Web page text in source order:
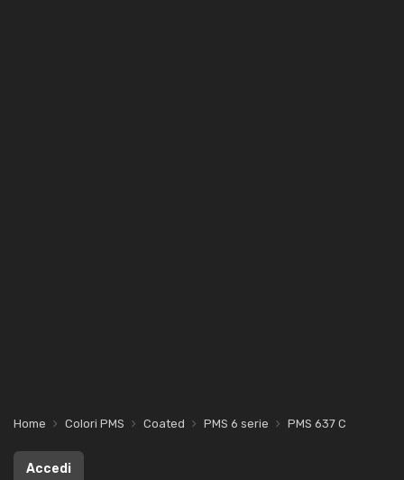
Home Colori PMS Coated PMS 6 serie PMS 637 C
Accedi